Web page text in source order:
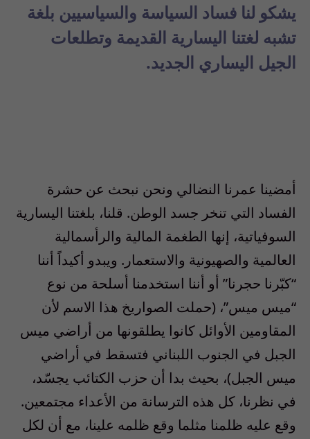
يشكو لنا فساد السياسة والسياسيين بلغة
تشبه لغتنا اليسارية القديمة وتطلعات
الجيل اليساري الجديد.
أمضينا عمرنا النضالي ونحن نبحث عن حشرة
الفساد التي تنخر جسد الوطن. قلنا، بلغتنا اليسارية
السوفياتية، إنها الطغمة المالية والرأسمالية
العالمية والصهيونية والاستعمار. ويبدو أكيداً أننا
“كبّرنا حجرنا” أو أننا استخدمنا أسلحة من نوع
“ميس ميس”، (حملت الصواريخ هذا الاسم لأن
المقاومين الأوائل كانوا يطلقونها من أراضي ميس
الجبل في الجنوب اللبناني فتسقط في أراضي
ميس الجبل)، بحيث بدا أن حزب الكتائب يجسّد،
في نظرنا، كل هذه الترسانة من الأعداء مجتمعين.
وقع عليه ظلمنا مثلما وقع ظلمه علينا، مع أن لكل